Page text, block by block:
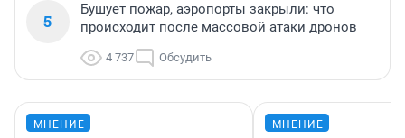
5
Бушует пожар, аэропорты закрыли: что
происходит после массовой атаки дронов
4 737 Обсудить
МНЕНИЕ МНЕНИЕ